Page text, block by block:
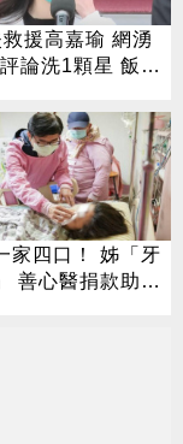
援高嘉瑜 網湧
論洗1顆星 飯店
家四口！ 姊「牙
善心醫捐款助重